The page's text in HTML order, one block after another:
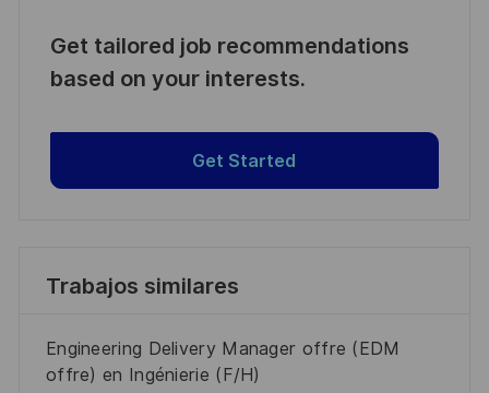
Get tailored job recommendations
based on your interests.
Get Started
Trabajos similares
Engineering Delivery Manager offre (EDM
offre) en Ingénierie (F/H)